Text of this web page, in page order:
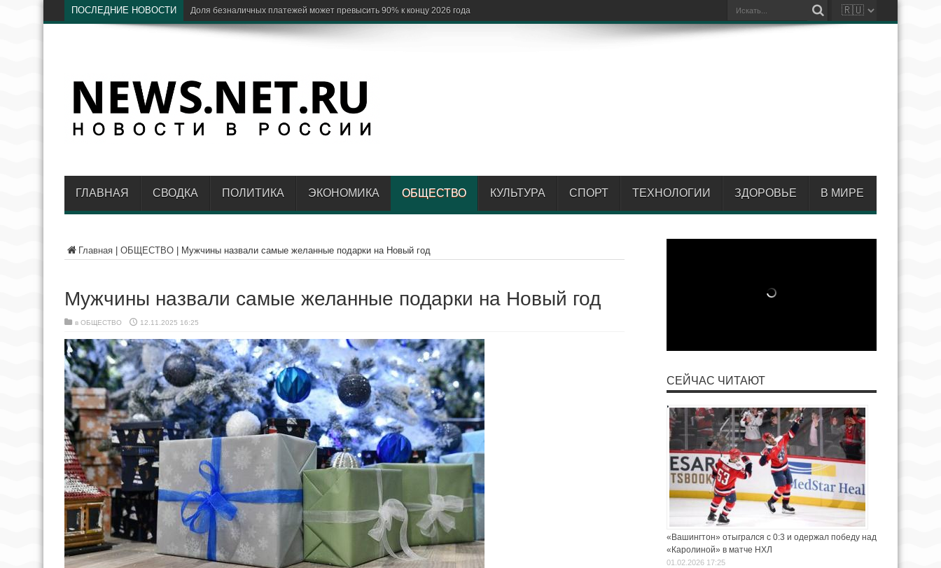
ПОСЛЕДНИЕ НОВОСТИ Ц
ГЛАВНАЯ СВОДКА ПОЛИТИКА ЭКОНОМИКА ОБЩЕСТВО КУЛЬТУРА СПОРТ ТЕХНОЛОГИИ ЗДОРОВЬЕ В МИРЕ
Главная ОБЩЕСТВО Мужчины назвали самые желанные подарки на Новый год
Мужчины назвали самые желанные подарки на Новый год
в ОБЩЕСТВО 12.11.2025 16:25
СЕЙЧАС ЧИТАЮТ
«Вашингтон» отыгрался с 0:3 и одержал победу над
«Каролиной» в матче НХЛ
01.02.2026 17:25